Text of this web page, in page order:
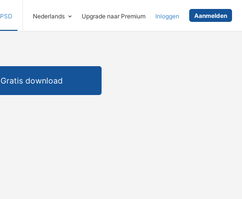
PSD Nederlands Upgrade naar Premium Inloggen Aanmelden
Gratis download